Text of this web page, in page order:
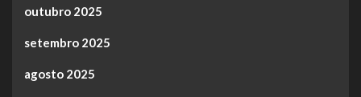
outubro 2025
setembro 2025
agosto 2025